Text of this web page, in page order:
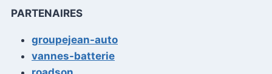
PARTENAIRES
groupejean-auto
vannes-batterie